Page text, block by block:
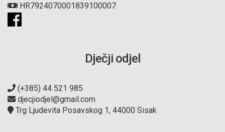
HR7924070001839100007
Dječji odjel
(+385) 44 521 985
djecjiodjel@gmail.com
Trg Ljudevita Posavskog 1, 44000 Sisak